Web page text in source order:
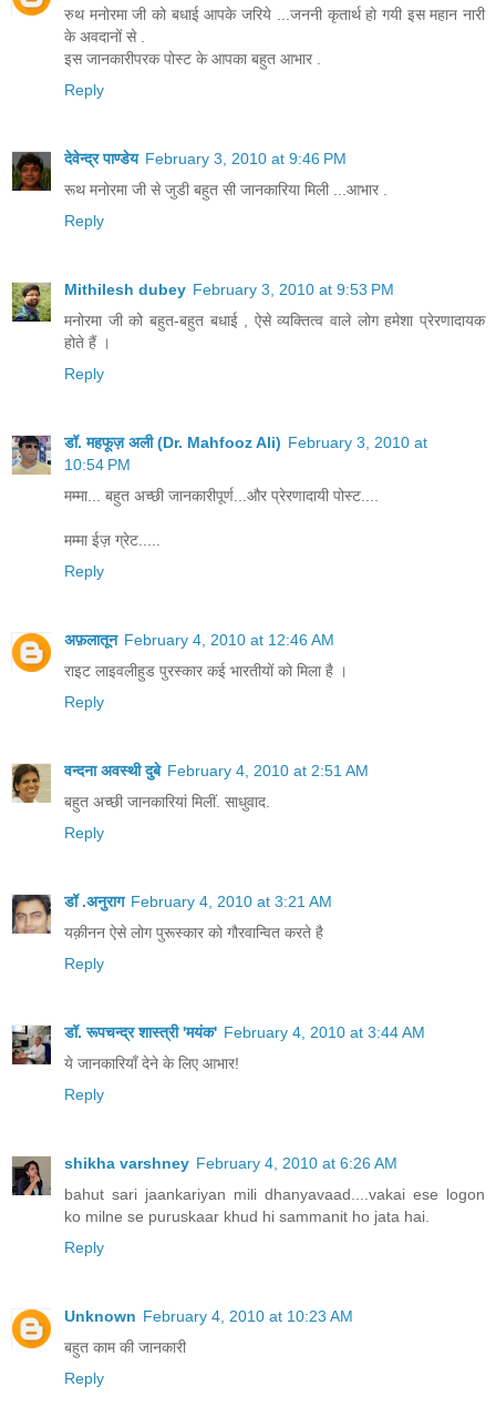
रुथ मनोरमा जी को बधाई आपके जरिये ...जननी कृतार्थ हो गयी इस महान नारी
के अवदानों से .
इस जानकारीपरक पोस्ट के आपका बहुत आभार .
Reply
देवेन्द्र पाण्डेय February 3, 2010 at 9:46 PM
रूथ मनोरमा जी से जुडी बहुत सी जानकारिया मिली ...आभार .
Reply
Mithilesh dubey February 3, 2010 at 9:53 PM
मनोरमा जी को बहुत-बहुत बधाई , ऐसे व्यक्तित्व वाले लोग हमेशा प्रेरणादायक
होते हैं ।
Reply
डॉ. महफूज़ अली (Dr. Mahfooz Ali) February 3, 2010 at
10:54 PM
मम्मा... बहुत अच्छी जानकारीपूर्ण...और प्रेरणादायी पोस्ट....
मम्मा ईज़ ग्रेट.....
Reply
अफ़लातून February 4, 2010 at 12:46 AM
राइट लाइवलीहुड पुरस्कार कई भारतीयों को मिला है ।
Reply
वन्दना अवस्थी दुबे February 4, 2010 at 2:51 AM
बहुत अच्छी जानकारियां मिलीं. साधुवाद.
Reply
डॉ .अनुराग February 4, 2010 at 3:21 AM
यक़ीनन ऐसे लोग पुरूस्कार को गौरवान्वित करते है
Reply
डॉ. रूपचन्द्र शास्त्री 'मयंक' February 4, 2010 at 3:44 AM
ये जानकारियाँ देने के लिए आभार!
Reply
shikha varshney February 4, 2010 at 6:26 AM
bahut sari jaankariyan mili dhanyavaad....vakai ese logon
ko milne se puruskaar khud hi sammanit ho jata hai.
Reply
Unknown February 4, 2010 at 10:23 AM
बहुत काम की जानकारी
Reply